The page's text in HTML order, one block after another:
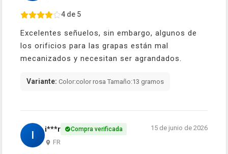
4 de 5
Excelentes señuelos, sin embargo, algunos de
los orificios para las grapas están mal
mecanizados y necesitan ser agrandados.
Variante: Color:color rosa Tamaño:13 gramos
I i***r Compra verificada
FR
15 de junio de 2026